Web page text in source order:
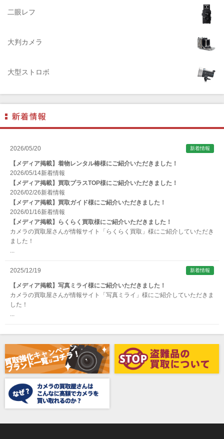
AGFA（アグフア）
ALPA（アルパ）
ALT（アルト）
ARAX（アラクス）
Arca-Swiss（アルカスイス）
Argus （アーガス）
ARNUVO（アルヌボ）
ARTISAN&ARTIST (アルティザンアンドアーティスト)
Aska（アスカ/飛鳥）
ATOMOS（アトモス）
erg（エルグ）
AVENON（アベノン）
Awagami Factory（アワガミファクトリー）
Belkin（ベルキン）
Bencini（ベンチーニ）
BENRO（ベンロ）
BERGEON（ベルジョン）
二眼レフ
大判カメラ
大型ストロボ
2026/05/20 新着情報
【メディア掲載】着物レンタル椿様にご紹介いただきました！
2026/05/14新着情報
【メディア掲載】買取プラスTOP様にご紹介いただきました！
2026/02/26新着情報
【メディア掲載】買取ガイド様にご紹介いただきました！
2026/01/16新着情報
【メディア掲載】らくらく買取様にご紹介いただきました！
カメラの買取屋さんが情報サイト「らくらく買取」様にご紹介していただき
ました！
2025/12/19 新着情報
【メディア掲載】写真ミライ様にご紹介いただきました！
カメラの買取屋さんが情報サイト「写真ミライ」様にご紹介していただきま
した！